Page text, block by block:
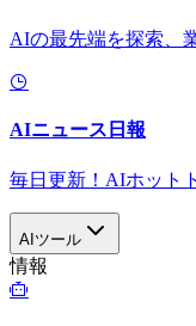
AIの最先端を探索、
AIニュース日報
毎日更新！AIホット
AIツール
情報